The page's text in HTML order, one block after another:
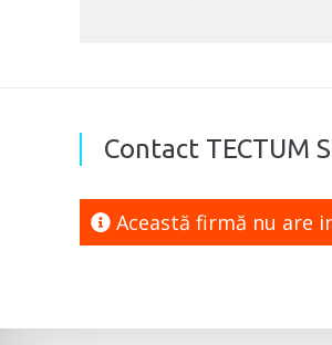
Contact TECTUM
Această firmă nu are